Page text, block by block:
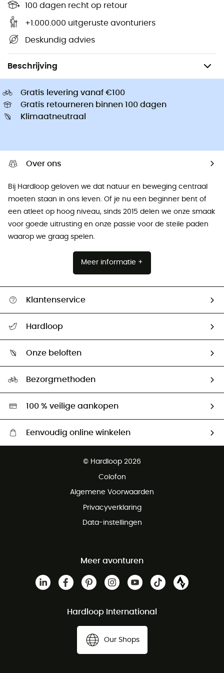
100 dagen recht op retour
+1.000.000 uitgeruste avonturiers
Deskundig advies
Beschrijving
Kampeerartikelen Tenten
Gratis levering vanaf €100
Gratis retourneren binnen 100 dagen
Klimaatneutraal
Over ons
Bij Hardloop geloven we dat natuur en beweging centraal
moeten staan ​​in ons leven. Of je nu een beginner bent of
een atleet op hoog niveau, sinds 2015 delen we onze smaak
voor goede uitrusting en onze passie voor de steile paden
waarop we graag spelen.
Meer informatie +
Klantenservice
Mijn zending volgen
Retourzendingen & Terugbetalingen
Hardloop
Ambassadeurs
Onze beloften
Hardgreen
Bezorgmethoden
100 % veilige aankopen
Eenvoudig online winkelen
Gratis retourneren binnen 100 dagen
© Hardloop 2026
Colofon
Algemene Voorwaarden
Privacyverklaring
Data-instellingen
Meer avonturen
Hardloop International
Our Shops